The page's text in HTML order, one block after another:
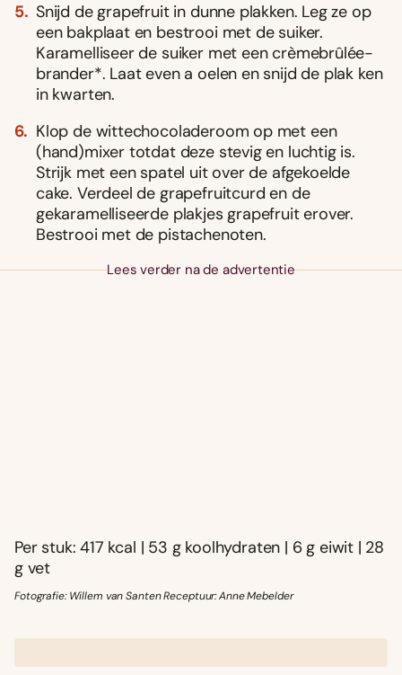
Snijd de grapefruit in dunne plakken. Leg ze op
een bakplaat en bestrooi met de suiker.
Karamelliseer de suiker met een crèmebrûlée-
brander*. Laat even a oelen en snijd de plak ken
in kwarten.
Klop de wittechocoladeroom op met een
(hand)mixer totdat deze stevig en luchtig is.
Strijk met een spatel uit over de afgekoelde
cake. Verdeel de grapefruitcurd en de
gekaramelliseerde plakjes grapefruit erover.
Bestrooi met de pistachenoten.
Lees verder na de advertentie
Per stuk: 417 kcal | 53 g koolhydraten | 6 g eiwit | 28
g vet
Fotografie: Willem van Santen Receptuur: Anne Mebelder